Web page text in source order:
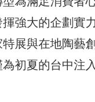
強大的企劃實
展與在地陶藝
初夏的台中注